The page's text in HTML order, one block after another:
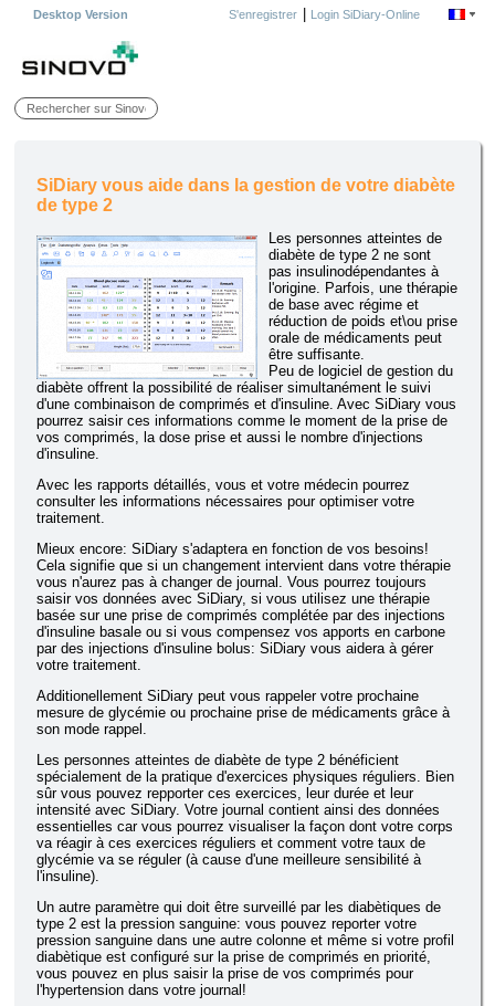
Desktop Version S'enregistrer| Login SiDiary-Online
SiDiary vous aide dans la gestion de votre diabète
de type 2
Les personnes atteintes de
diabète de type 2 ne sont
pas insulinodépendantes à
l'origine. Parfois, une thérapie
de base avec régime et
réduction de poids et\ou prise
orale de médicaments peut
être suffisante.
Peu de logiciel de gestion du
diabète offrent la possibilité de réaliser simultanément le suivi
d'une combinaison de comprimés et d'insuline. Avec SiDiary vous
pourrez saisir ces informations comme le moment de la prise de
vos comprimés, la dose prise et aussi le nombre d'injections
d'insuline.
Avec les rapports détaillés, vous et votre médecin pourrez
consulter les informations nécessaires pour optimiser votre
traitement.
Mieux encore: SiDiary s'adaptera en fonction de vos besoins!
Cela signifie que si un changement intervient dans votre thérapie
vous n'aurez pas à changer de journal. Vous pourrez toujours
saisir vos données avec SiDiary, si vous utilisez une thérapie
basée sur une prise de comprimés complétée par des injections
d'insuline basale ou si vous compensez vos apports en carbone
par des injections d'insuline bolus: SiDiary vous aidera à gérer
votre traitement.
Additionellement SiDiary peut vous rappeler votre prochaine
mesure de glycémie ou prochaine prise de médicaments grâce à
son mode rappel.
Les personnes atteintes de diabète de type 2 bénéficient
spécialement de la pratique d'exercices physiques réguliers. Bien
sûr vous pouvez repporter ces exercices, leur durée et leur
intensité avec SiDiary. Votre journal contient ainsi des données
essentielles car vous pourrez visualiser la façon dont votre corps
va réagir à ces exercices réguliers et comment votre taux de
glycémie va se réguler (à cause d'une meilleure sensibilité à
l'insuline).
Un autre paramètre qui doit être surveillé par les diabètiques de
type 2 est la pression sanguine: vous pouvez reporter votre
pression sanguine dans une autre colonne et même si votre profil
diabètique est configuré sur la prise de comprimés en priorité,
vous pouvez en plus saisir la prise de vos comprimés pour
l'hypertension dans votre journal!